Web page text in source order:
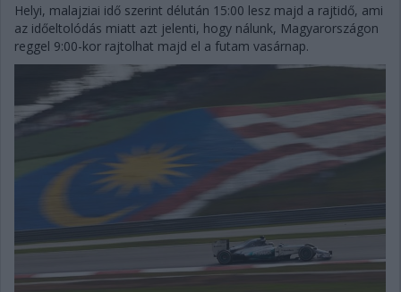
Helyi, malajziai idő szerint délután 15:00 lesz majd a rajtidő, ami
az időeltolódás miatt azt jelenti, hogy nálunk, Magyarországon
reggel 9:00-kor rajtolhat majd el a futam vasárnap.